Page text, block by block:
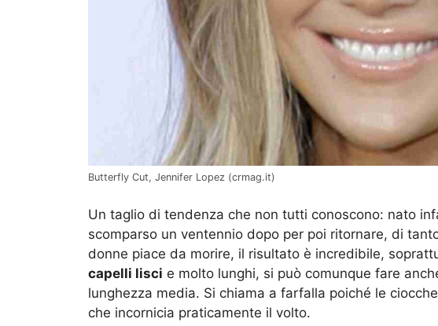
Butterfly Cut, Jennifer Lopez (crmag.it)
Un taglio di tendenza che non tutti conoscono: nato
scomparso un ventennio dopo per poi ritornare, di
donne piace da morire, il risultato è incredibile,
capelli lisci e molto lunghi, si può comunque fare
lunghezza media. Si chiama a farfalla poiché le
che incornicia praticamente il volto.